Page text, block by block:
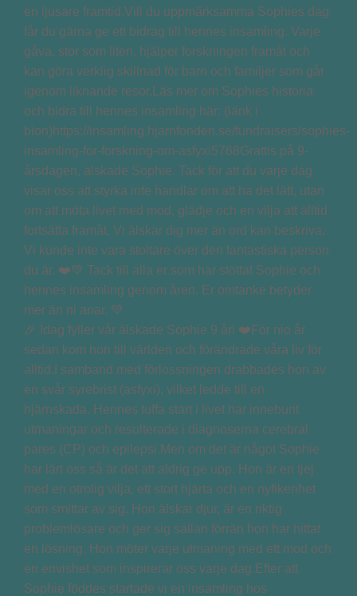
🎉 Idag fyller vår älskade Sophie 9 år! ❤️För nio år
sedan kom hon till världen och förändrade våra liv för
alltid.I samband med förlossningen drabbades hon av
en svår syrebrist (asfyxi), vilket ledde till en
hjärnskada. Hennes tuffa start i livet har inneburit
utmaningar och resulterade i diagnoserna cerebral
pares (CP) och epilepsi.Men om det är något Sophie
har lärt oss så är det att aldrig ge upp. Hon är en tjej
med en otrolig vilja, ett stort hjärta och en nyfikenhet
som smittar av sig. Hon älskar djur, är en riktig
problemlösare och ger sig sällan förrän hon har hittat
en lösning. Hon möter varje utmaning med ett mod och
en envishet som inspirerar oss varje dag.Efter att
Sophie föddes startade vi en insamling hos